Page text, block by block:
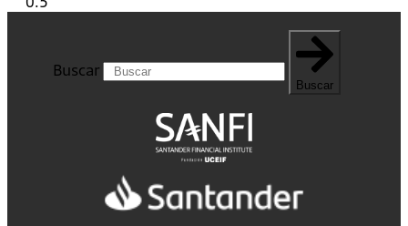
Buscar
Buscar